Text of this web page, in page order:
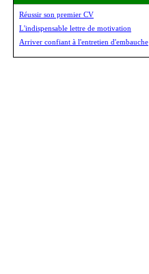
Réussir son premier CV
L'indispensable lettre de motivation
Arriver confiant à l'entretien d'embauche